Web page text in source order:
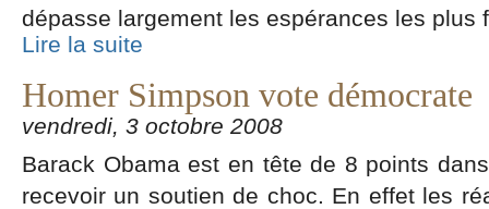
dépasse largement les espérances les plus
Lire la suite
Homer Simpson vote démocrate
vendredi, 3 octobre 2008
Barack Obama est en tête de 8 points
recevoir un soutien de choc. En effet les